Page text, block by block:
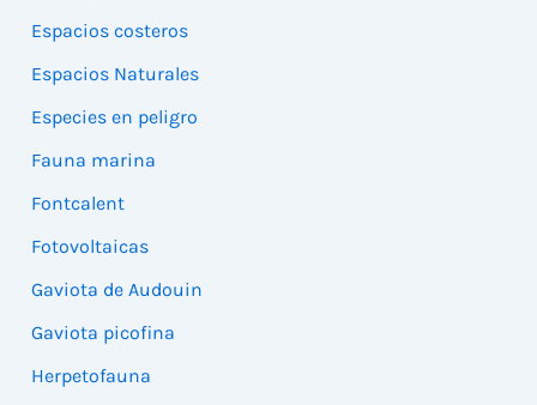
Espacios costeros
Espacios Naturales
Especies en peligro
Fauna marina
Fontcalent
Fotovoltaicas
Gaviota de Audouin
Gaviota picofina
Herpetofauna